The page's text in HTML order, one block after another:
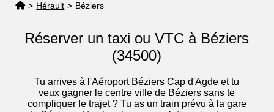
> Hérault > Béziers
Réserver un taxi ou VTC à Béziers
(34500)
Tu arrives à l'Aéroport Béziers Cap d'Agde et tu
veux gagner le centre ville de Béziers sans te
compliquer le trajet ? Tu as un train prévu à la gare